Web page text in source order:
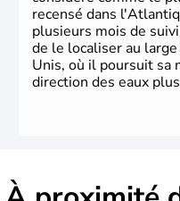
recensé dans
plusieurs mois de
de le localiser au
Unis, où il poursuit sa
direction des eaux